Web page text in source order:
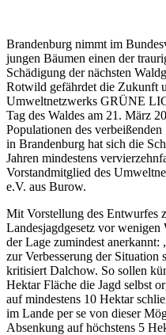
Brandenburg nimmt im
jungen Bäumen einen der
Schädigung der nächsten
Rotwild gefährdet die Zukunft
Umweltnetzwerks GRÜNE
Tag des Waldes am 21. März
Populationen des
in Brandenburg hat sich die
Jahren mindestens
Vorstandmitglied des
e.V. aus Burow.
Mit Vorstellung des Entwurfes
Landesjagdgesetz vor
der Lage zumindest anerkannt:
zur Verbesserung der Situation
kritisiert Dalchow. So sollen
Hektar Fläche die Jagd selbst
auf mindestens 10 Hektar
im Lande per se von dieser
Absenkung auf höchstens 5